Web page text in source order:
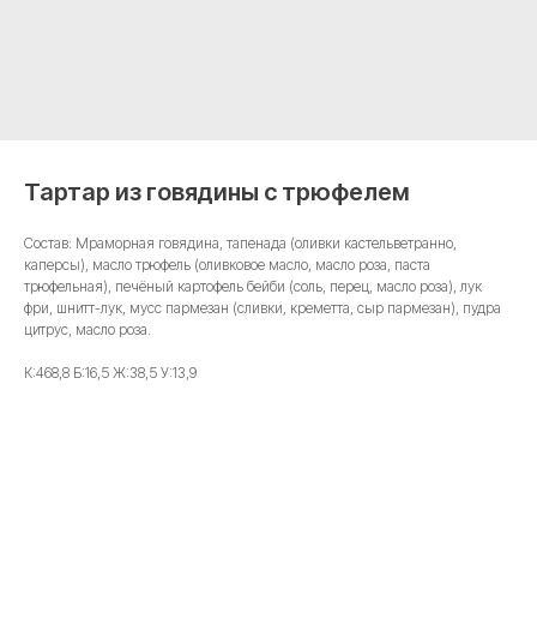
Тартар из говядины с трюфелем
Состав: Мраморная говядина, тапенада (оливки кастельветранно,
каперсы), масло трюфель (оливковое масло, масло роза, паста
трюфельная), печёный картофель бейби (соль, перец, масло роза), лук
фри, шнитт-лук, мусс пармезан (сливки, креметта, сыр пармезан), пудра
цитрус, масло роза.
К:468,8 Б:16,5 Ж:38,5 У:13,9